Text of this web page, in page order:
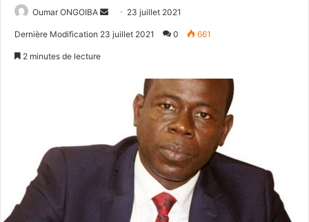
Oumar ONGOIBA
Send 23 juillet 2021
Dernière Modification 23 juillet 2021 0 661
2 minutes de lecture